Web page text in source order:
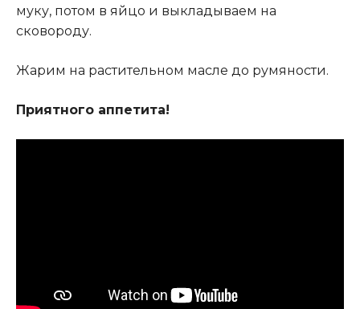
муку, потом в яйцо и выкладываем на
сковороду.
Жарим на растительном масле до румяности.
Приятного аппетита!